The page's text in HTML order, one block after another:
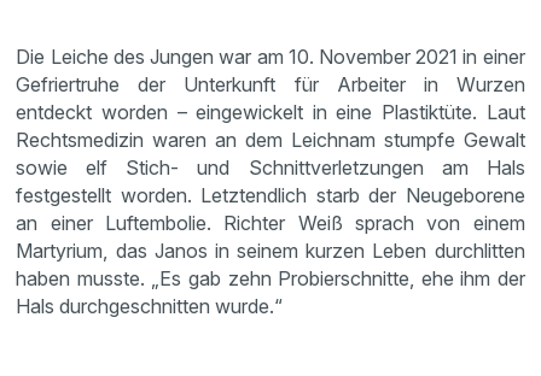
Die Leiche des Jungen war am 10. November 2021 in einer
Gefriertruhe der Unterkunft für Arbeiter in Wurzen
entdeckt worden – eingewickelt in eine Plastiktüte. Laut
Rechtsmedizin waren an dem Leichnam stumpfe Gewalt
sowie elf Stich- und Schnittverletzungen am Hals
festgestellt worden. Letztendlich starb der Neugeborene
an einer Luftembolie. Richter Weiß sprach von einem
Martyrium, das Janos in seinem kurzen Leben durchlitten
haben musste. „Es gab zehn Probierschnitte, ehe ihm der
Hals durchgeschnitten wurde.“